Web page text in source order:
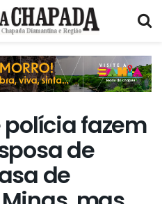
polícia fazem
de
de